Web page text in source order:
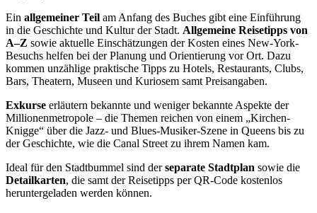
Ein allgemeiner Teil am Anfang des Buches gibt eine Einführung
in die Geschichte und Kultur der Stadt. Allgemeine Reisetipps von
A–Z sowie aktuelle Einschätzungen der Kosten eines New-York-
Besuchs helfen bei der Planung und Orientierung vor Ort. Dazu
kommen unzählige praktische Tipps zu Hotels, Restaurants, Clubs,
Bars, Theatern, Museen und Kuriosem samt Preisangaben.
Exkurse erläutern bekannte und weniger bekannte Aspekte der
Millionenmetropole – die Themen reichen von einem „Kirchen-
Knigge“ über die Jazz- und Blues-Musiker-Szene in Queens bis zu
der Geschichte, wie die Canal Street zu ihrem Namen kam.
Ideal für den Stadtbummel sind derseparate Stadtplan sowie die
Detailkarten, die samt der Reisetipps per QR-Code kostenlos
heruntergeladen werden können.